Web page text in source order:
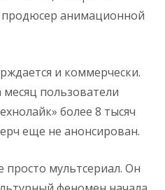
анимационной
и коммерчески.
пользователи
более 8 тысяч
еще не анонсирован.
просто мультсериал. Он